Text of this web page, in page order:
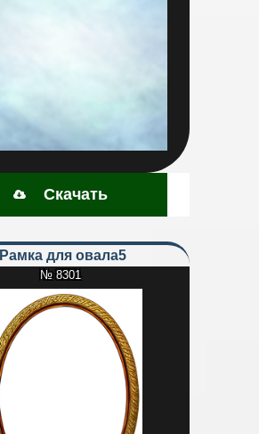
Скачать
Рамка для овала5
№ 8301